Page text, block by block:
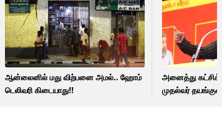
ஆன்லைனில் மது விற்பனை அமல்.. ஹோம்
டெலிவரி கிடையாது!!
அனைத்து கட்சிக்
முதல்வர்